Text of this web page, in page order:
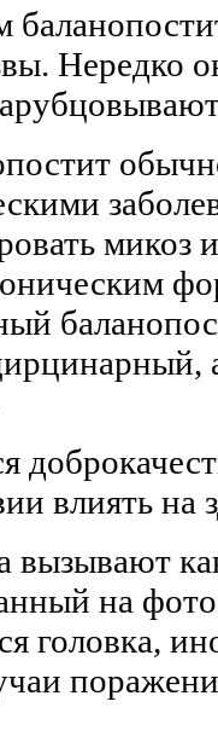
Нередко
микоз
влиять на
вызывают
на
головка,